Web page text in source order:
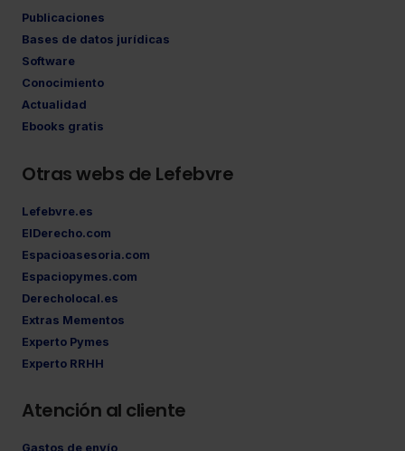
Publicaciones
Bases de datos jurídicas
Software
Conocimiento
Actualidad
Ebooks gratis
Otras webs de Lefebvre
Lefebvre.es
ElDerecho.com
Espacioasesoria.com
Espaciopymes.com
Derecholocal.es
Extras Mementos
Experto Pymes
Experto RRHH
Atención al cliente
Gastos de envío